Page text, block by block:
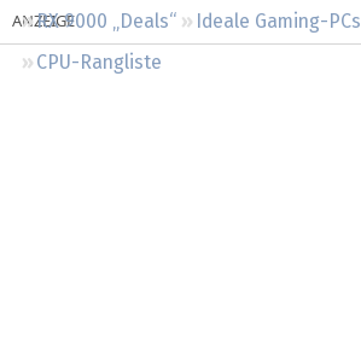
RX 9000 „Deals“
Ideale Gaming-PCs
CPU-Rangliste